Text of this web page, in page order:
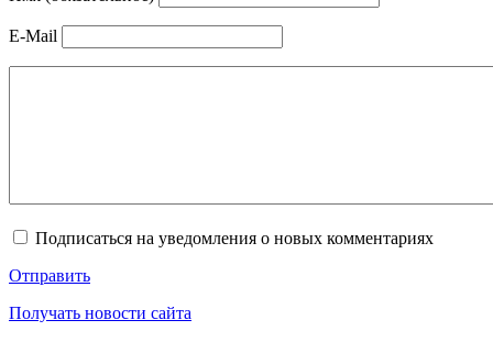
E-Mail
Подписаться на уведомления о новых комментариях
Отправить
Получать новости сайта